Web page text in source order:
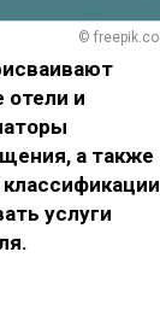
©
и
а также
услуги